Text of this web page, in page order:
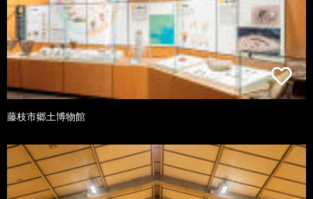
藤枝市郷土博物館